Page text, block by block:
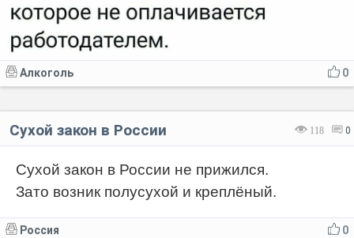
0
Алкоголь
118 0
Сухой закон в России
Сухой закон в России не прижился.
Зато возник полусухой и креплёный.
0
Россия